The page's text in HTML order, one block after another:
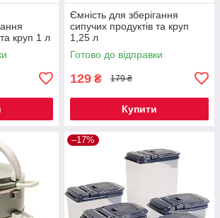
круп 1 л
Ємність для зберігання
сипучих продуктів та круп
1,25 л
Готово до відправки
129 ₴ 179 ₴
Купити
–17%